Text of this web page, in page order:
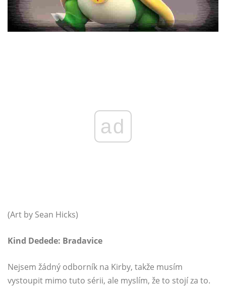
ad
(Art by Sean Hicks)
Kind Dedede: Bradavice
Nejsem žádný odborník na Kirby, takže musím
vystoupit mimo tuto sérii, ale myslím, že to stojí za to.